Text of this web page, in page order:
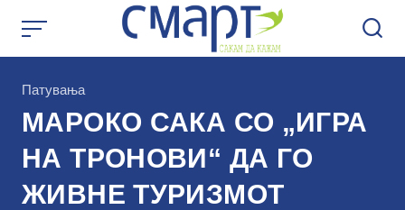
КАтегорија
Патувања
МАРОКО САКА СО „ИГРА
НА ТРОНОВИ“ ДА ГО
ЖИВНЕ ТУРИЗМОТ